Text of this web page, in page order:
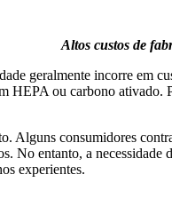
Altos custos de
geralmente incorre em
HEPA ou carbono ativado.
Alguns consumidores
No entanto, a
experientes.